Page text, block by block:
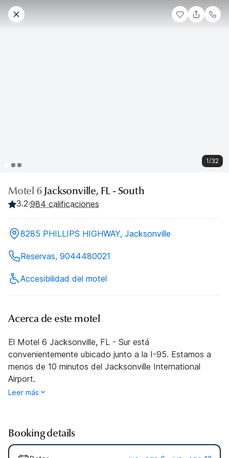
1/32
Motel 6 Jacksonville, FL - South
3.2·984 calificaciones
8285 PHILLIPS HIGHWAY, Jacksonville
Reservas, 9044480021
Accesibilidad del motel
Acerca de este motel
El Motel 6 Jacksonville, FL - Sur está
convenientemente ubicado junto a la I-95. Estamos a
menos de 10 minutos del Jacksonville International
Airport.
Leer más
Booking details